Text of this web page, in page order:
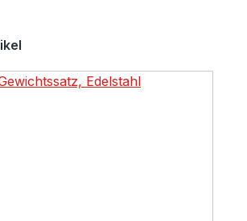
überspringen